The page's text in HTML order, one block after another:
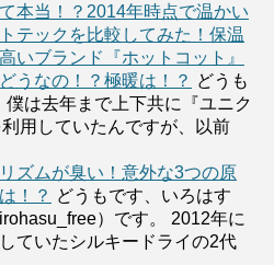
本当！？2014年時点で温かい
テックを比較してみた！保温
いブランド『ホットコット』
うなの！？極暖は！？ どうも
は去年まで上下共に『ユニク
用していたんですが、以前
ズムが臭い！意外な3つの原
！？ どうもです、いろはす
）です。 2012年に
ていたシルキードライの2代